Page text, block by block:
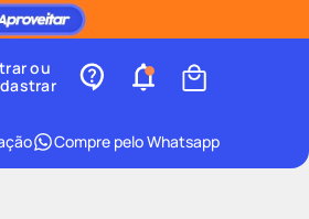
ou
Compre pelo Whatsapp